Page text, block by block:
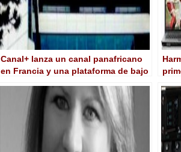
Canal+ lanza un canal panafricano
en Francia y una plataforma de bajo